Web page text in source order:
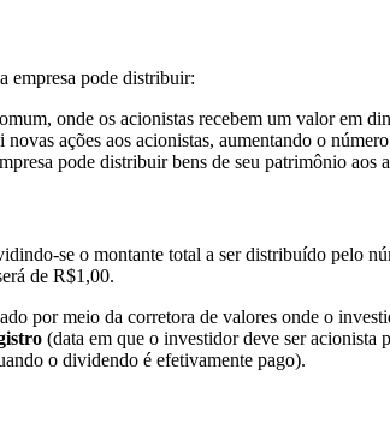
empresa pode distribuir:
onde os acionistas recebem um valor em
ações aos acionistas, aumentando o
pode distribuir bens de seu patrimônio aos
se o montante total a ser distribuído pelo
de R$1,00.
por meio da corretora de valores onde o
(data em que o investidor deve ser acionista
o dividendo é efetivamente pago).